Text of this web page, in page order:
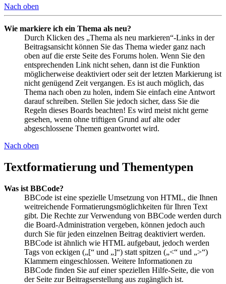
Nach oben
Wie markiere ich ein Thema als neu?
Durch Klicken des „Thema als neu markieren“-Links in der
Beitragsansicht können Sie das Thema wieder ganz nach
oben auf die erste Seite des Forums holen. Wenn Sie den
entsprechenden Link nicht sehen, dann ist die Funktion
möglicherweise deaktiviert oder seit der letzten Markierung ist
nicht genügend Zeit vergangen. Es ist auch möglich, das
Thema nach oben zu holen, indem Sie einfach eine Antwort
darauf schreiben. Stellen Sie jedoch sicher, dass Sie die
Regeln dieses Boards beachten! Es wird meist nicht gerne
gesehen, wenn ohne triftigen Grund auf alte oder
abgeschlossene Themen geantwortet wird.
Nach oben
Textformatierung und Thementypen
Was ist BBCode?
BBCode ist eine spezielle Umsetzung von HTML, die Ihnen
weitreichende Formatierungsmöglichkeiten für Ihren Text
gibt. Die Rechte zur Verwendung von BBCode werden durch
die Board-Administration vergeben, können jedoch auch
durch Sie für jeden einzelnen Beitrag deaktiviert werden.
BBCode ist ähnlich wie HTML aufgebaut, jedoch werden
Tags von eckigen („[“ und „]“) statt spitzen („<“ und „>“)
Klammern eingeschlossen. Weitere Informationen zu
BBCode finden Sie auf einer speziellen Hilfe-Seite, die von
der Seite zur Beitragserstellung aus zugänglich ist.